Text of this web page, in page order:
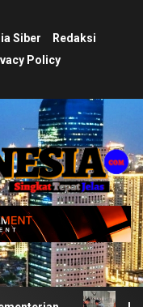
Siber
Redaksi
Policy